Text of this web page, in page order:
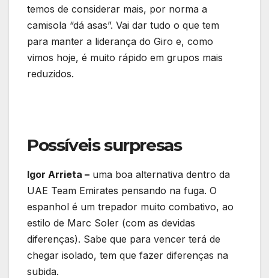
temos de considerar mais, por norma a
camisola “dá asas”. Vai dar tudo o que tem
para manter a liderança do Giro e, como
vimos hoje, é muito rápido em grupos mais
reduzidos.
Possíveis surpresas
Igor Arrieta – uma boa alternativa dentro da
UAE Team Emirates pensando na fuga. O
espanhol é um trepador muito combativo, ao
estilo de Marc Soler (com as devidas
diferenças). Sabe que para vencer terá de
chegar isolado, tem que fazer diferenças na
subida.